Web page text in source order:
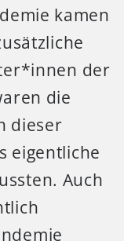
kamen
der
die
dieser
eigentliche
Auch